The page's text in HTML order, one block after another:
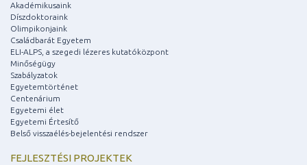
Akadémikusaink
Díszdoktoraink
Olimpikonjaink
Családbarát Egyetem
ELI-ALPS, a szegedi lézeres kutatóközpont
Minőségügy
Szabályzatok
Egyetemtörténet
Centenárium
Egyetemi élet
Egyetemi Értesítő
Belső visszaélés-bejelentési rendszer
FEJLESZTÉSI PROJEKTEK